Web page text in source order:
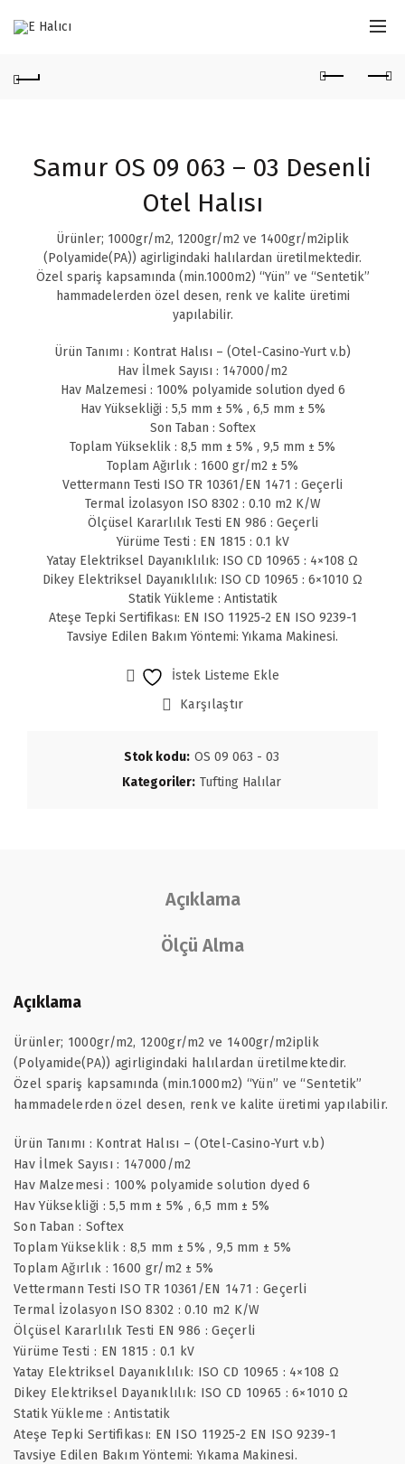
Samur OS 09 063 – 03 Desenli
Otel Halısı
Ürünler; 1000gr/m2, 1200gr/m2 ve 1400gr/m2iplik
(Polyamide(PA)) agirligindaki halılardan üretilmektedir.
Özel spariş kapsamında (min.1000m2) “Yün” ve “Sentetik”
hammadelerden özel desen, renk ve kalite üretimi
yapılabilir.
Ürün Tanımı : Kontrat Halısı – (Otel-Casino-Yurt v.b)
Hav İlmek Sayısı : 147000/m2
Hav Malzemesi : 100% polyamide solution dyed 6
Hav Yüksekliği : 5,5 mm ± 5% , 6,5 mm ± 5%
Son Taban : Softex
Toplam Yükseklik : 8,5 mm ± 5% , 9,5 mm ± 5%
Toplam Ağırlık : 1600 gr/m2 ± 5%
Vettermann Testi ISO TR 10361/EN 1471 : Geçerli
Termal İzolasyon ISO 8302 : 0.10 m2 K/W
Ölçüsel Kararlılık Testi EN 986 : Geçerli
Yürüme Testi : EN 1815 : 0.1 kV
Yatay Elektriksel Dayanıklılık: ISO CD 10965 : 4×108 Ω
Dikey Elektriksel Dayanıklılık: ISO CD 10965 : 6×1010 Ω
Statik Yükleme : Antistatik
Ateşe Tepki Sertifikası: EN ISO 11925-2 EN ISO 9239-1
Tavsiye Edilen Bakım Yöntemi: Yıkama Makinesi.
İstek Listeme Ekle
Karşılaştır
Stok kodu: OS 09 063 - 03
Kategoriler: Tufting Halılar
Açıklama
Ölçü Alma
Açıklama
Ürünler; 1000gr/m2, 1200gr/m2 ve 1400gr/m2iplik
(Polyamide(PA)) agirligindaki halılardan üretilmektedir.
Özel spariş kapsamında (min.1000m2) “Yün” ve “Sentetik”
hammadelerden özel desen, renk ve kalite üretimi yapılabilir.
Ürün Tanımı : Kontrat Halısı – (Otel-Casino-Yurt v.b)
Hav İlmek Sayısı : 147000/m2
Hav Malzemesi : 100% polyamide solution dyed 6
Hav Yüksekliği : 5,5 mm ± 5% , 6,5 mm ± 5%
Son Taban : Softex
Toplam Yükseklik : 8,5 mm ± 5% , 9,5 mm ± 5%
Toplam Ağırlık : 1600 gr/m2 ± 5%
Vettermann Testi ISO TR 10361/EN 1471 : Geçerli
Termal İzolasyon ISO 8302 : 0.10 m2 K/W
Ölçüsel Kararlılık Testi EN 986 : Geçerli
Yürüme Testi : EN 1815 : 0.1 kV
Yatay Elektriksel Dayanıklılık: ISO CD 10965 : 4×108 Ω
Dikey Elektriksel Dayanıklılık: ISO CD 10965 : 6×1010 Ω
Statik Yükleme : Antistatik
Ateşe Tepki Sertifikası: EN ISO 11925-2 EN ISO 9239-1
Tavsiye Edilen Bakım Yöntemi: Yıkama Makinesi.